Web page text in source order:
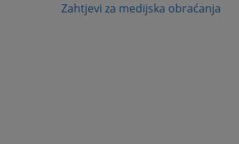
Zahtjevi za medijska obraćanja